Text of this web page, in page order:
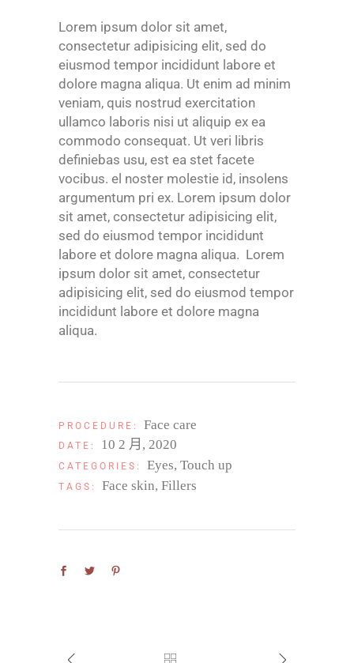
Lorem ipsum dolor sit amet,
consectetur adipisicing elit, sed do
eiusmod tempor incididunt labore et
dolore magna aliqua. Ut enim ad minim
veniam, quis nostrud exercitation
ullamco laboris nisi ut aliquip ex ea
commodo consequat. Ut veri libris
definiebas usu, est ea stet facete
vocibus. el noster molestie id, insolens
argumentum pri ex. Lorem ipsum dolor
sit amet, consectetur adipisicing elit,
sed do eiusmod tempor incididunt
labore et dolore magna aliqua. Lorem
ipsum dolor sit amet, consectetur
adipisicing elit, sed do eiusmod tempor
incididunt labore et dolore magna
aliqua.
PROCEDURE: Face care
DATE: 10 2 月, 2020
CATEGORIES: Eyes Touch up
TAGS: Face skin Fillers